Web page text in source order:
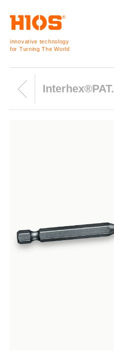
innovative technology
for Turning The World
Interhex®PAT.